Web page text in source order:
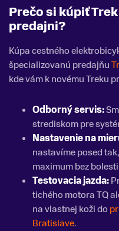
Prečo si kúpiť
predajni?
Kúpa cestného
špecializovanú predajňu
kde vám k novému Treku
Odborný servis:
strediskom pre
Nastavenie na
nastavíme posed
maximum bez
Testovacia jazda:
tichého motora TQ
na vlastnej koži do
Bratislave.